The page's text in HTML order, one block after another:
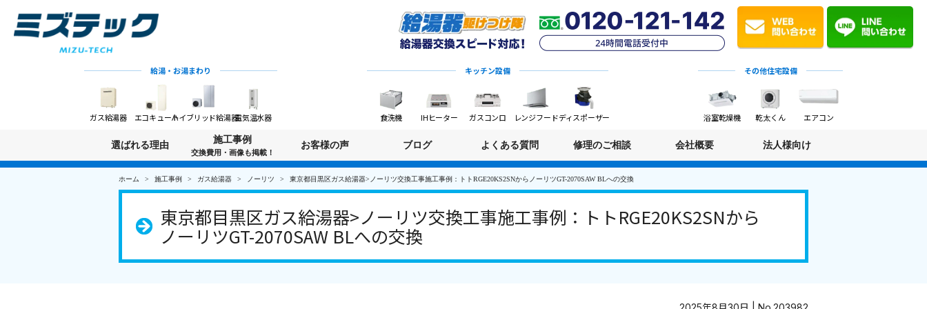
給湯・お湯まわり
ガス給湯器 エコキュートハイブリッド給湯器電気温水器
キッチン設備
食洗機 IHヒーター ガスコンロ レンジフードディスポーザー
その他住宅設備
浴室乾燥機 乾太くん エアコン
選ばれる理由
施工事例
交換費用・画像も掲載！
お客様の声 ブログ よくある質問 修理のご相談 会社概要 法人様向け
ホーム 施工事例 ガス給湯器 ノーリツ 東京都目黒区ガス給湯器>ノーリツ交換工事施工事例：トトRGE20KS2SNからノーリツGT-2070SAW BLへの交換
東京都目黒区ガス給湯器>ノーリツ交換工事施工事例：トトRGE20KS2SNから
ノーリツGT-2070SAW BLへの交換